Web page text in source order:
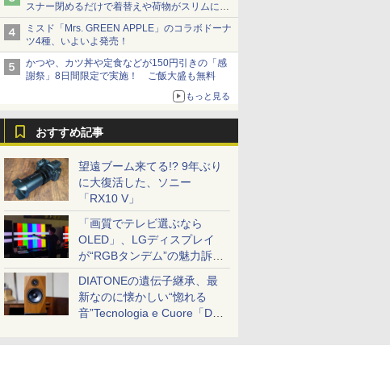
スナー閉めるだけで着替えや荷物がスリムにま
とまる
ミスド「Mrs. GREEN APPLE」のコラボドーナ
ツ4種、いよいよ発売！
かつや、カツ丼や定食などが150円引きの「感
謝祭」8日間限定で実施！ ご飯大盛も無料
もっと見る
おすすめ記事
望遠ブーム来てる!? 9年ぶり
に大復活した、ソニー
「RX10 V」
「画質でテレビ選ぶなら
OLED」、LGディスプレイ
が“RGBタンデム”の魅力訴
求。液晶とのガチ比較も
DIATONEの遺伝子継承、最
新なのに懐かしい“惚れる
音”Tecnologia e Cuore「DS-